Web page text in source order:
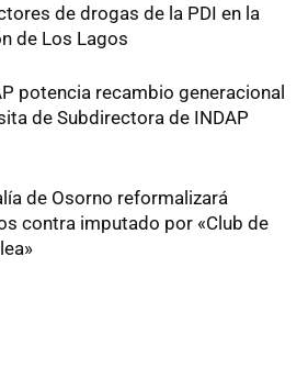
de drogas de la PDI en la
de Los Lagos
potencia recambio generacional
de Subdirectora de INDAP
de Osorno reformalizará
contra imputado por «Club de